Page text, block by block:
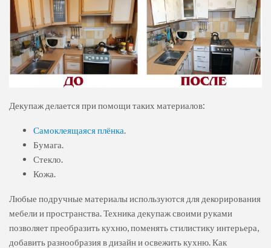
Декупаж делается при помощи таких материалов:
Самоклеящаяся плёнка.
Бумага.
Стекло.
Кожа.
Любые подручные материалы используются для декорирования
мебели и пространства. Техника декупаж своими руками
позволяет преобразить кухню, поменять стилистику интерьера,
добавить разнообразия в дизайн и освежить кухню. Как